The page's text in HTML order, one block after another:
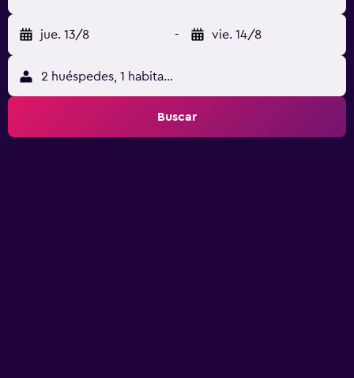
jue. 13/8 - vie. 14/8
2 huéspedes, 1 habitación
Buscar